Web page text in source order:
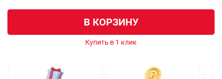
В КОРЗИНУ
Купить в 1 клик